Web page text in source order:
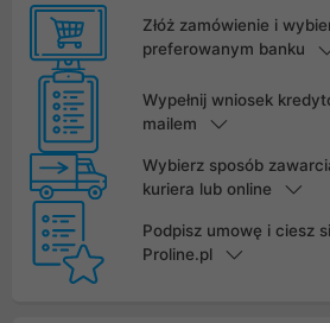
Złóż zamówienie i
preferowanym banku
Wypełnij wniosek
mailem
Wybierz sposób
kuriera lub online
Podpisz umowę i ciesz
Proline.pl